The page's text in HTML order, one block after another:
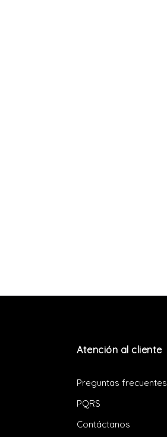
Atención al cliente
Preguntas frecuentes
PQRS
Contáctanos